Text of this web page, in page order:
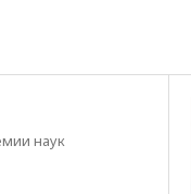
наук